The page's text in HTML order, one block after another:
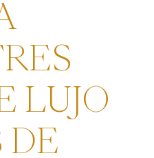
LUJO
DE